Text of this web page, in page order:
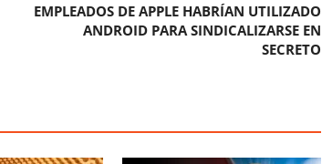
EMPLEADOS DE APPLE HABRÍAN UTILIZADO
ANDROID PARA SINDICALIZARSE EN
SECRETO